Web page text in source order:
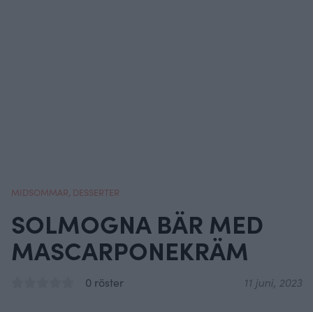
MIDSOMMAR DESSERTER
SOLMOGNA BÄR MED
MASCARPONEKRÄM
0 röster 11 juni, 2023